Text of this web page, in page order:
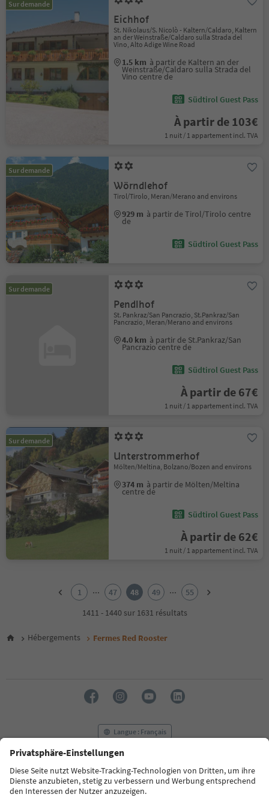
Sur demande
Eichhof
St. Nikolaus/S. Nicolò - Kaltern/Caldaro, Kaltern
an der Weinstraße/Caldaro sulla Strada del
Vino, Alto Adige Wine Road
1.5 km à partir de Kaltern an der
Weinstraße/Caldaro sulla Strada del
Vino centre de
Südtirol Guest Pass
À partir de 103€
1 nuit / 1 appartement incl. TVA
Sur demande
Wörndlehof
Tirol/Tirolo, Meran/Merano and environs
929 m à partir de Tirol/Tirolo centre
de
Südtirol Guest Pass
Sur demande
Pendlhof
St. Pankraz/San Pancrazio, St.Pankraz/San
Pancrazio, Meran/Merano and environs
4.0 km à partir de St.Pankraz/San
Pancrazio centre de
Südtirol Guest Pass
À partir de 67€
1 nuit / 1 appartement incl. TVA
Sur demande
Unterstrommerhof
Mölten/Meltina, Bolzano/Bozen and environs
374 m à partir de Mölten/Meltina
centre de
Südtirol Guest Pass
À partir de 62€
1 nuit / 1 appartement incl. TVA
6
16
17
18
19
1 ... 47 48 49 ...
55
1411 - 1440 sur 1631 résultats
Hébergements Fermes Red Rooster
Langue : Français
FAQ Contactez-nous Presse
MICE
Politique de confidentialité
Conditions générales
Empreinte